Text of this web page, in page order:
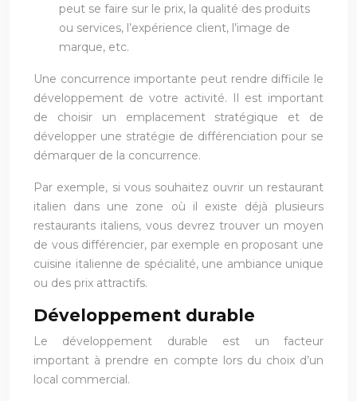
peut se faire sur le prix, la qualité des produits
ou services, l’expérience client, l’image de
marque, etc.
Une concurrence importante peut rendre difficile le
développement de votre activité. Il est important
de choisir un emplacement stratégique et de
développer une stratégie de différenciation pour se
démarquer de la concurrence.
Par exemple, si vous souhaitez ouvrir un restaurant
italien dans une zone où il existe déjà plusieurs
restaurants italiens, vous devrez trouver un moyen
de vous différencier, par exemple en proposant une
cuisine italienne de spécialité, une ambiance unique
ou des prix attractifs.
Développement durable
Le développement durable est un facteur
important à prendre en compte lors du choix d’un
local commercial.